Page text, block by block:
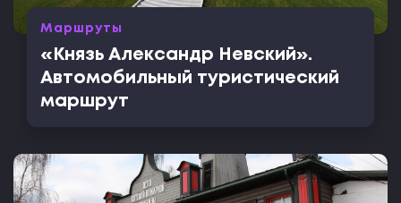
Маршруты
«Князь Александр Невский».
Автомобильный туристический
маршрут